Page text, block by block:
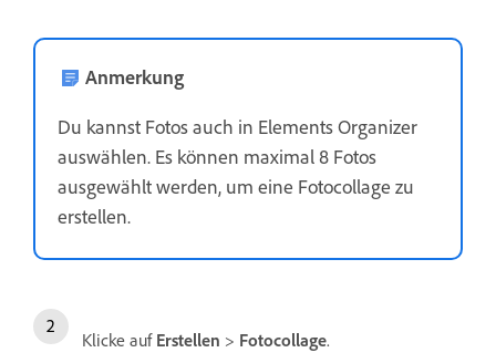
Anmerkung
Du kannst Fotos auch in Elements Organizer
auswählen. Es können maximal 8 Fotos
ausgewählt werden, um eine Fotocollage zu
erstellen.
Klicke auf Erstellen > Fotocollage.